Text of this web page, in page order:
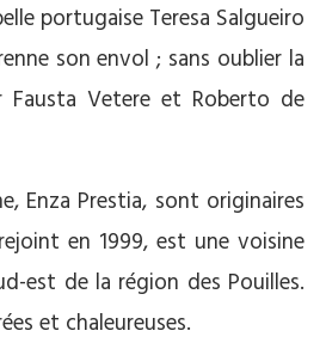
portugaise Teresa Salgueiro
son envol ; sans oublier la
Fausta Vetere et Roberto de
Enza Prestia, sont originaires
en 1999, est une voisine
est de la région des Pouilles.
et chaleureuses.